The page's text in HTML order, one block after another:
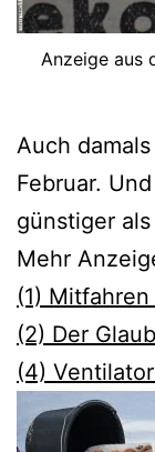
Anzeige aus
Auch
Februar.
günstiger
Mehr
(1)
(2) Der
(4)